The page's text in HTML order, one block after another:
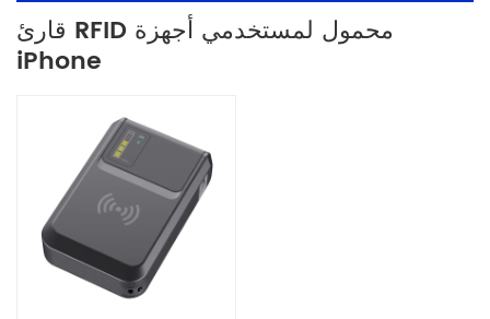
قارئ RFID محمول لمستخدمي أجهزة
iPhone